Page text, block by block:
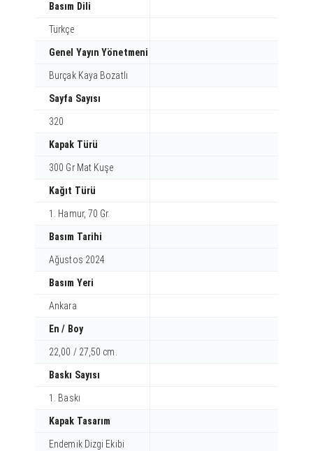
Basım Dili
Türkçe
Genel Yayın Yönetmeni
Burçak Kaya Bozatlı
Sayfa Sayısı
320
Kapak Türü
300 Gr Mat Kuşe
Kağıt Türü
1. Hamur, 70 Gr.
Basım Tarihi
Ağustos 2024
Basım Yeri
Ankara
En / Boy
22,00 / 27,50 cm.
Baskı Sayısı
1. Baskı
Kapak Tasarım
Endemik Dizgi Ekibi